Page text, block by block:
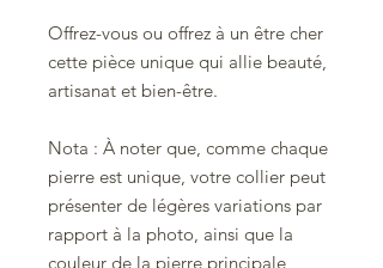
Offrez-vous ou offrez à un être cher
cette pièce unique qui allie beauté,
artisanat et bien-être.
Nota : À noter que, comme chaque
pierre est unique, votre collier peut
présenter de légères variations par
rapport à la photo, ainsi que la
couleur de la pierre principale